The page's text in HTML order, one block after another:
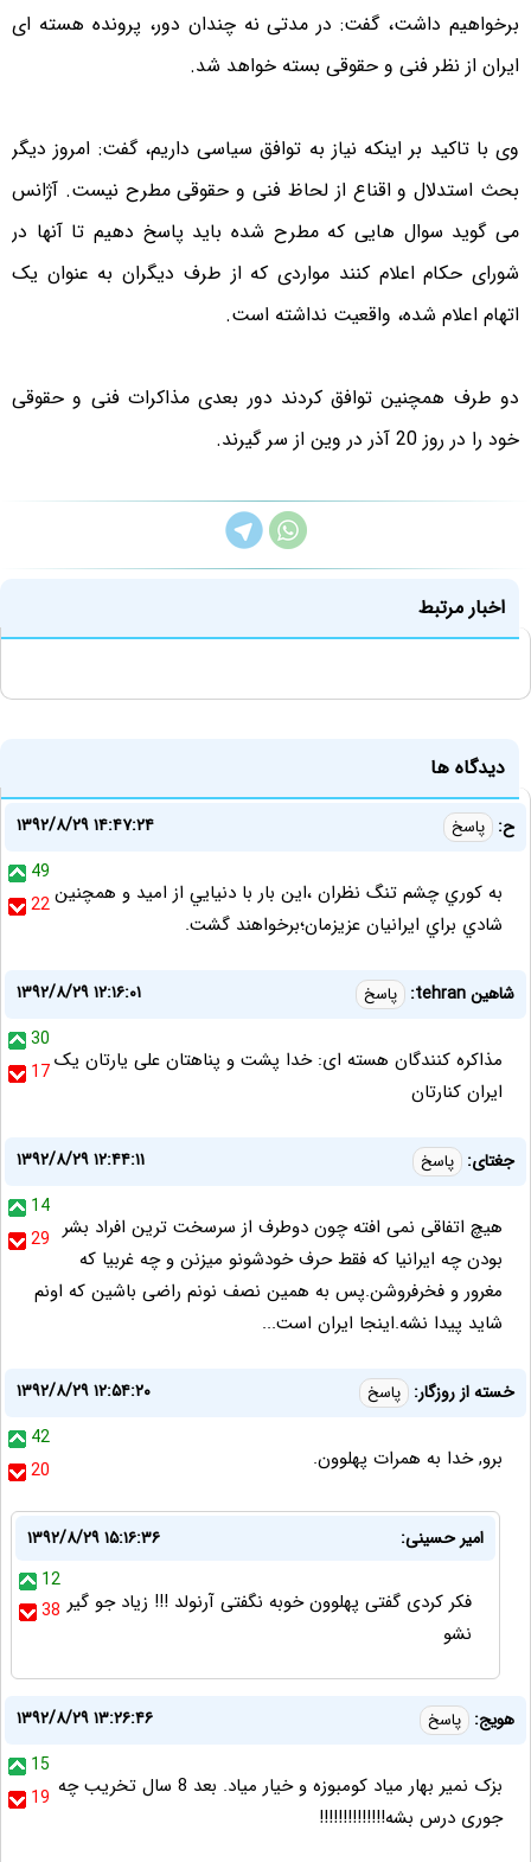
برخواهیم داشت، گفت: در مدتی نه چندان دور، پرونده هسته ای
ایران از نظر فنی و حقوقی بسته خواهد شد.
وی با تاکید بر اینکه نیاز به توافق سیاسی داریم، گفت: امروز دیگر
بحث استدلال و اقناع از لحاظ فنی و حقوقی مطرح نیست. آژانس
می گوید سوال هایی که مطرح شده باید پاسخ دهیم تا آنها در
شورای حکام اعلام کنند مواردی که از طرف دیگران به عنوان یک
اتهام اعلام شده، واقعیت نداشته است.
دو طرف همچنین توافق کردند دور بعدی مذاکرات فنی و حقوقی
خود را در روز 20 آذر در وین از سر گیرند.
اخبار مرتبط
دیدگاه ها
ح: پاسخ
۱۳۹۲/۸/۲۹ ۱۴:۴۷:۲۴
49
22به کوري چشم تنگ نظران ،اين بار با دنيايي از اميد و همچنين
شادي براي ايرانيان عزيزمان؛برخواهند گشت.
شاهین tehran: پاسخ
۱۳۹۲/۸/۲۹ ۱۲:۱۶:۰۱
30
17مذاکره کنندگان هسته ای: خدا پشت و پناهتان علی یارتان یک
ایران کنارتان
جغتای: پاسخ
۱۳۹۲/۸/۲۹ ۱۲:۴۴:۱۱
14
29 هیچ اتفاقی نمی افته چون دوطرف از سرسخت ترین افراد بشر
بودن چه ایرانیا که فقط حرف خودشونو میزنن و چه غربیا که
مغرور و فخرفروشن.پس به همین نصف نونم راضی باشین که اونم
شاید پیدا نشه.اینجا ایران است...
خسته از روزگار: پاسخ
۱۳۹۲/۸/۲۹ ۱۲:۵۴:۲۰
42
20
برو, خدا به همرات پهلوون.
امیر حسینی:
۱۳۹۲/۸/۲۹ ۱۵:۱۶:۳۶
12
38 فکر کردی گفتی پهلوون خوبه نگفتی آرنولد !!! زیاد جو گیر
نشو
هویج: پاسخ
۱۳۹۲/۸/۲۹ ۱۳:۲۶:۴۶
15
19 بزک نمیر بهار میاد کومبوزه و خیار میاد. بعد 8 سال تخریب چه
جوری درس بشه!!!!!!!!!!!!!!